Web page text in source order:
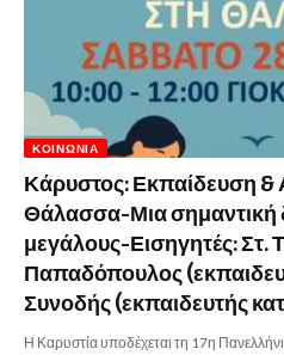
ΚΟΙΝΩΝΊΑ
Κάρυστος: Εκπαίδευση &
Θάλασσα-Μια σημαντική
μεγάλους-Εισηγητές: Στ.
Παπαδόπουλος
Συνοδής (εκπαιδευτής
Η Καρυστία υποδέχεται τη 17η